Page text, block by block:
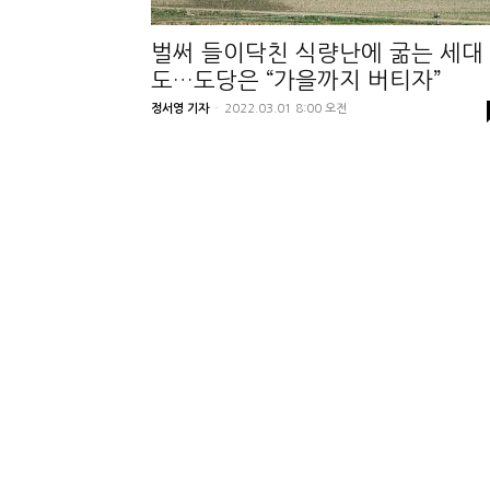
벌써 들이닥친 식량난에 굶는 세대
도…도당은 “가을까지 버티자”
정서영 기자 - 2022.03.01 8:00 오전